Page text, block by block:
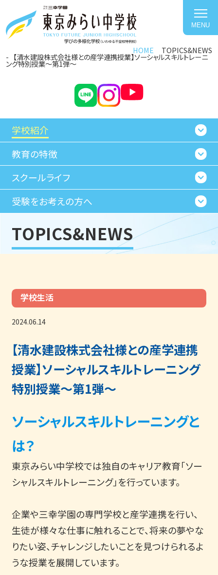
HOME TOPICS&NEWS
【清水建設株式会社様との産学連携授業】ソーシャルスキルトレーニ
ング特別授業～第1弾～
MENU
学校紹介
教育の特徴
スクールライフ
受験をお考えの方へ
TOPICS&NEWS
学校生活
2024.06.14
【清水建設株式会社様との産学連携
授業】ソーシャルスキルトレーニング
特別授業～第1弾～
ソーシャルスキルトレーニングと
は？
東京みらい中学校では独自のキャリア教育「ソー
シャルスキルトレーニング」を行っています。
企業や三幸学園の専門学校と産学連携を行い、
生徒が様々な仕事に触れることで、将来の夢やな
りたい姿、チャレンジしたいことを見つけられるよ
うな授業を展開しています。